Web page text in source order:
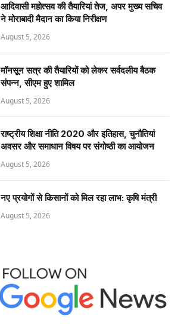
आदिवासी महोत्सव की तैयारियां तेज, अपर मुख्य सचिव
ने मोराबादी मैदान का किया निरीक्षण
August 5, 2026
मॉनसून सत्र की तैयारियों को लेकर सर्वदलीय बैठक
संपन्न, सीएम हुए शामिल
August 5, 2026
राष्ट्रीय शिक्षा नीति 2020 और इतिहास, चुनौतियां
अवसर और समाधान विषय पर संगोष्ठी का आयोजन
August 5, 2026
नए प्रयोगों से किसानों को मिल रहा लाभ: कृषि मंत्री
August 5, 2026